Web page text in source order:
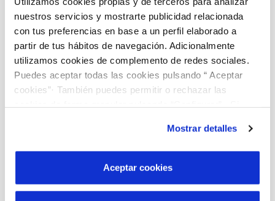
nuestros servicios y mostrarte publicidad relacionada
con tus preferencias en base a un perfil elaborado a
partir de tus hábitos de navegación. Adicionalmente
utilizamos cookies de complemento de redes sociales.
Puedes aceptar todas las cookies pulsando “ Aceptar
cookies”· También puedes permitir o rechazar las
instalación de todas las cookies salvo las necesarias que
son indispensables para que el sitio web funcione y que
por tanto no se pueden desactivar. Puedes consultar
Mostrar detalles
Aceptar cookies
zona (evita hacerlo con fuego directo) o vierte agua
caliente. Protege la zona con materiales aislantes.